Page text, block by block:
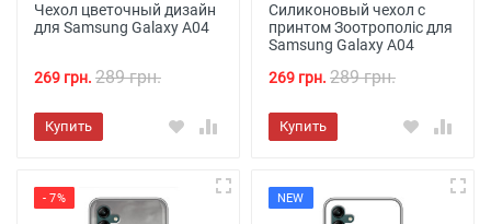
Чехол цветочный дизайн
для Samsung Galaxy A04
269 грн. 289 грн.
Купить
Силиконовый чехол с
принтом Зоотрополіс для
Samsung Galaxy A04
269 грн. 289 грн.
Купить
- 7% NEW